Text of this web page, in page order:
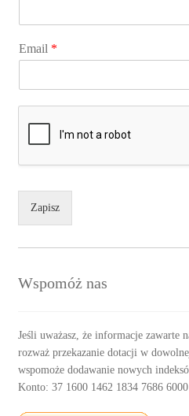
Email *
Zapisz
Wspomóż nas
Jeśli uważasz, że informacje zawarte
rozważ przekazanie dotacji w
wspomoże dodawanie nowych
Konto: 37 1600 1462 1834 7686